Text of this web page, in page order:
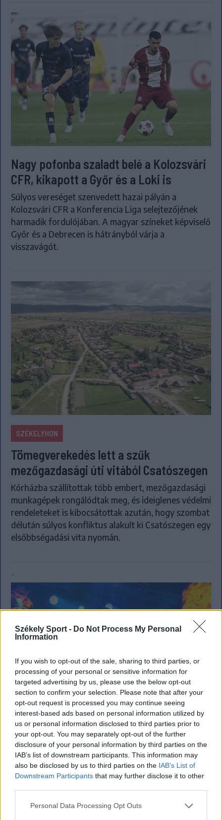
Székely Sport - Do Not Process My Personal
Information
If you wish to opt-out of the sale, sharing to third parties, or
processing of your personal or sensitive information for
targeted advertising by us, please use the below opt-out
section to confirm your selection. Please note that after your
opt-out request is processed you may continue seeing
interest-based ads based on personal information utilized by
us or personal information disclosed to third parties prior to
your opt-out. You may separately opt-out of the further
disclosure of your personal information by third parties on the
IAB’s list of downstream participants. This information may
also be disclosed by us to third parties on the IAB’s List of
Downstream Participants that may further disclose it to other
Personal Data Processing Opt Outs
Nagy pofonba szaladt belé a Kolozsvári
CFR, kikapott a Győr és a Loki is
Súlyos vereséget szenvedett hazai pályán a
Kolozsvári CFR a Konferencia Liga selejtezőjének
harmadik fordulójában. A magyar színeket képviselő
Győr és a Debrecen is hátrányból várja a
visszavágót.
SZÉKELYHON
Tömegverekedés lett a szűk
mezőgazdasági úti vitából Csatószegen
Kórházba szállítottak több embert, mezőgazdasági
munkagépek rongálódtak meg, és ideiglenes védelmi
rendeleteket is kibocsátottak azután, hogy szombat
délután súlyos konfliktus alakult ki Csatószegen egy
elsőbbségadási vita nyomán.
`
KRÓNIKA
Büntetőfeljelentést tett Majka ügyvédje
a romániai telefonszámról érkezett
fenyegetés miatt
Büntetőfeljelentést tett csütörtökön Majka